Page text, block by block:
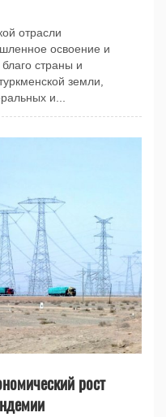
отрасли
освоение и
страны и
земли,
и...
рост